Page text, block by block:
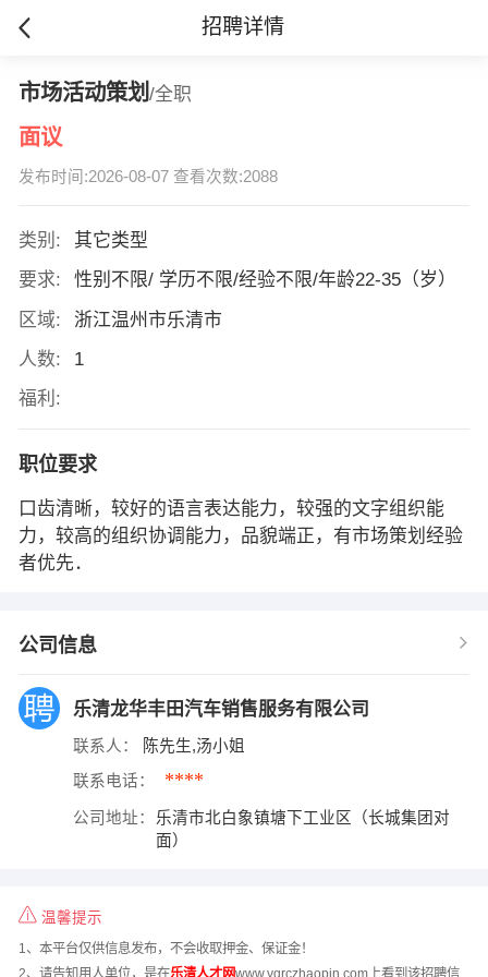
招聘详情
市场活动策划 /全职
面议
发布时间:2026-08-07 查看次数:2088
类别:
其它类型
要求:
性别不限/ 学历不限/经验不限/年龄22-35（岁）
区域:
浙江温州市乐清市
人数:
1
福利:
职位要求
口齿清晰，较好的语言表达能力，较强的文字组织能
力，较高的组织协调能力，品貌端正，有市场策划经验
者优先．
公司信息
乐清龙华丰田汽车销售服务有限公司
联系人： 陈先生,汤小姐
联系电话： ****
公司地址：
乐清市北白象镇塘下工业区（长城集团对
面）
温馨提示
1、本平台仅供信息发布，不会收取押金、保证金！
2、请告知用人单位，是在乐清人才网www.yqrczhaopin.com上看到该招聘信